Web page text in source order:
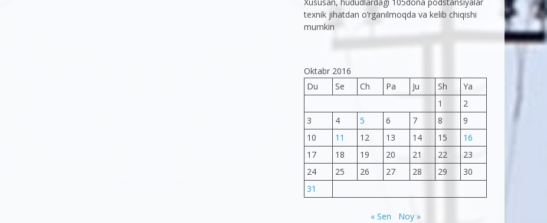
texnik jihatdan o’rganilmoqda va kelib chiqishi
mumkin
Oktabr 2016
Du
Se Ch Pa Ju Sh
Ya
1
2
3
4 5 6 7 8
9
10
11 12 13 14 15
16
17
18 19 20 21 22
23
24
25 26 27 28 29
30
31
« Sen Noy »